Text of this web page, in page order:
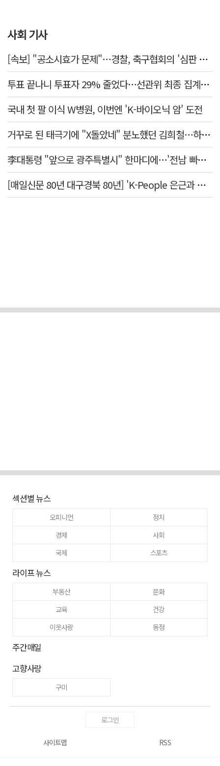
사회 기사
[속보] "공소시효가 문제"…경찰, 축구협회의 '심판 성접대' 수사 여부 검토한다
투표 끝나니 투표자 29% 줄었다…선관위 최종 집계서 수백명 '증발'
국내 첫 팔 이식 W병원, 이번엔 'K-바이오닉 암' 도전
거꾸로 된 태극기에 "X돌았네" 분노했던 김희철…하루만에 사과
李대통령 "앞으로 광주특별시" 한마디에…'전남 빠진 약칭' 논란 재점화
[매일신문 80년 대구경북 80년] 'K-People 은근과 끈기의 위대한 한국인' 사진전 둘러보기 <하>
섹션별 뉴스
오피니언
정치
경제
사회
국제
스포츠
라이프 뉴스
부동산
문화
교육
건강
이웃사랑
동정
주간매일
고향사랑
구미
로그인
사이트맵 RSS